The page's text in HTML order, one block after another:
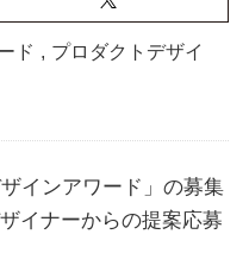
ド , プロダクトデザイ
インアワード」の募集
イナーからの提案応募